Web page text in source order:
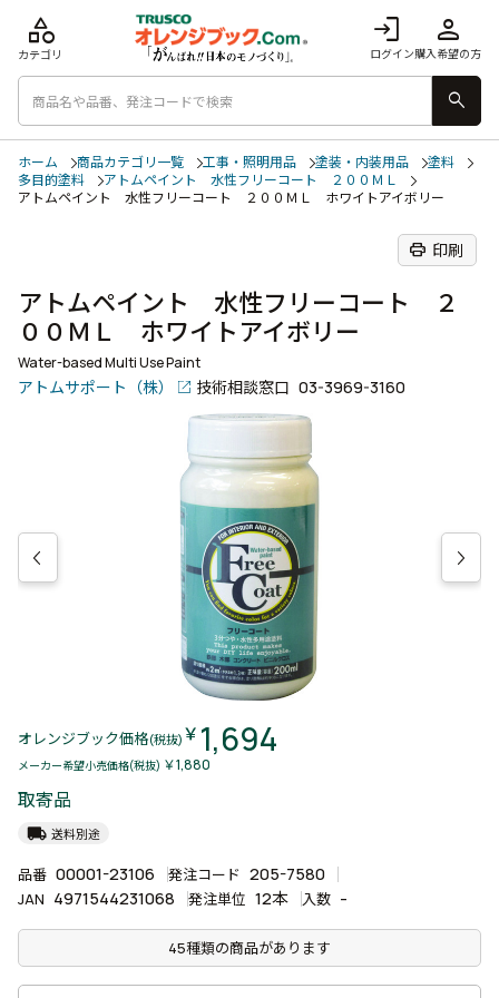
login
ログイン
person
購入希望の方
category
カテゴリ
search
ホーム 商品カテゴリ一覧 工事・照明用品 塗装・内装用品
塗料
多目的塗料
アトムペイント 水性フリーコート ２００ＭＬ
アトムペイント 水性フリーコート ２００ＭＬ ホワイトアイボリー
print 印刷
アトムペイント 水性フリーコート ２
００ＭＬ ホワイトアイボリー
Water-based Multi Use Paint
アトムサポート（株） 技術相談窓口 03-3969-3160
オレンジブック価格(税抜) ￥ 1,694
メーカー希望小売価格(税抜) ￥1,880
取寄品
local_shipping 送料別途
品番 00001-23106 発注コード 205-7580
JAN 4971544231068 発注単位 12本 入数 -
45種類の商品があります